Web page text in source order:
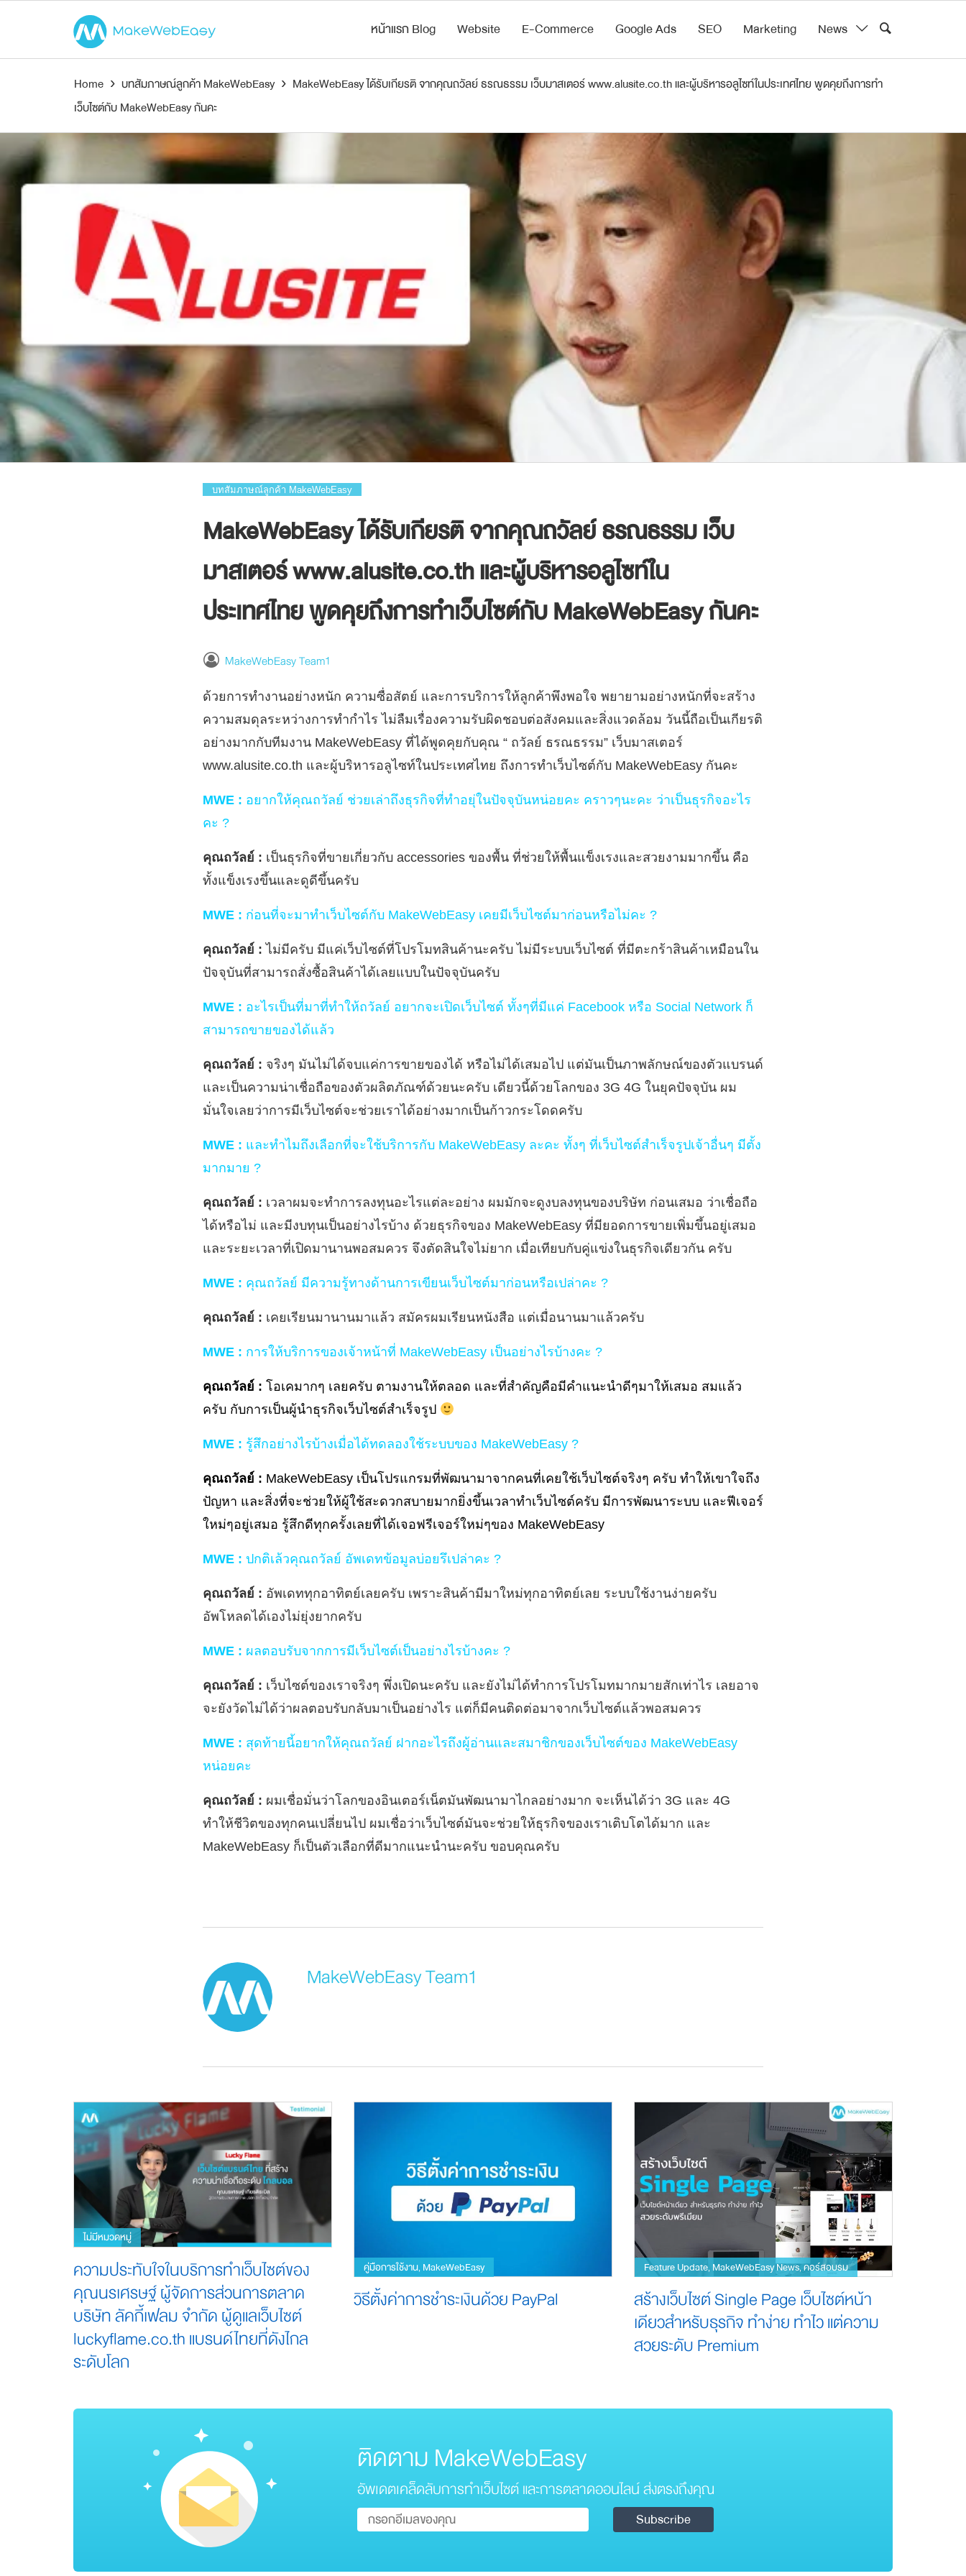
หน้าแรก Blog Website E-Commerce Google Ads SEO Marketing News
Home › บทสัมภาษณ์ลูกค้า MakeWebEasy › MakeWebEasy ได้รับเกียรติ จากคุณถวัลย์ ธรณธรรม เว็บมาสเตอร์ www.alusite.co.th และผู้บริหารอลูไซท์ในประเทศไทย พูดคุยถึงการทำ
เว็บไซต์กับ MakeWebEasy กันคะ
บทสัมภาษณ์ลูกค้า MakeWebEasy
MakeWebEasy ได้รับเกียรติ จากคุณถวัลย์ ธรณธรรม เว็บ
มาสเตอร์ www.alusite.co.th และผู้บริหารอลูไซท์ใน
ประเทศไทย พูดคุยถึงการทำเว็บไซต์กับ MakeWebEasy กันคะ
MakeWebEasy Team1
ด้วยการทำงานอย่างหนัก ความซื่อสัตย์ และการบริการให้ลูกค้าพึงพอใจ พยายามอย่างหนักที่จะสร้าง
ความสมดุลระหว่างการทำกำไร ไม่ลืมเรื่องความรับผิดชอบต่อสังคมและสิ่งแวดล้อม วันนี้ถือเป็นเกียรติ
อย่างมากกับทีมงาน MakeWebEasy ที่ได้พูดคุยกับคุณ “ ถวัลย์ ธรณธรรม” เว็บมาสเตอร์
www.alusite.co.th และผู้บริหารอลูไซท์ในประเทศไทย ถึงการทำเว็บไซต์กับ MakeWebEasy กันคะ
MWE : อยากให้คุณถวัลย์ ช่วยเล่าถึงธุรกิจที่ทำอยุ่ในปัจจุบันหน่อยคะ คราวๆนะคะ ว่าเป็นธุรกิจอะไร
คะ ?
คุณถวัลย์ : เป็นธุรกิจที่ขายเกี่ยวกับ accessories ของพื้น ที่ช่วยให้พื้นแข็งเรงและสวยงามมากขึ้น คือ
ทั้งแข็งเรงขึ้นและดูดีขึ้นครับ
MWE : ก่อนที่จะมาทำเว็บไซต์กับ MakeWebEasy เคยมีเว็บไซต์มาก่อนหรือไม่คะ ?
คุณถวัลย์ : ไม่มีครับ มีแค่เว็บไซต์ที่โปรโมทสินค้านะครับ ไม่มีระบบเว็บไซต์ ที่มีตะกร้าสินค้าเหมือนใน
ปัจจุบันที่สามารถสั่งซื้อสินค้าได้เลยแบบในปัจจุบันครับ
MWE : อะไรเป็นที่มาที่ทำให้ถวัลย์ อยากจะเปิดเว็บไซต์ ทั้งๆที่มีแค่ Facebook หรือ Social Network ก็
สามารถขายของได้แล้ว
คุณถวัลย์ : จริงๆ มันไม่ได้จบแค่การขายของได้ หรือไม่ได้เสมอไป แต่มันเป็นภาพลักษณ์ของตัวแบรนด์
และเป็นความน่าเชื่อถือของตัวผลิตภัณฑ์ด้วยนะครับ เดียวนี้ด้วยโลกของ 3G 4G ในยุคปัจจุบัน ผม
มั่นใจเลยว่าการมีเว็บไซต์จะช่วยเราได้อย่างมากเป็นก้าวกระโดดครับ
MWE : และทำไมถึงเลือกที่จะใช้บริการกับ MakeWebEasy ละคะ ทั้งๆ ที่เว็บไซต์สำเร็จรูปเจ้าอื่นๆ มีตั้ง
มากมาย ?
คุณถวัลย์ : เวลาผมจะทำการลงทุนอะไรแต่ละอย่าง ผมมักจะดูงบลงทุนของบริษัท ก่อนเสมอ ว่าเชื่อถือ
ได้หรือไม่ และมีงบทุนเป็นอย่างไรบ้าง ด้วยธุรกิจของ MakeWebEasy ที่มียอดการขายเพิ่มขึ้นอยู่เสมอ
และระยะเวลาที่เปิดมานานพอสมควร จึงตัดสินใจไม่ยาก เมื่อเทียบกับคู่แข่งในธุรกิจเดียวกัน ครับ
MWE : คุณถวัลย์ มีความรู้ทางด้านการเขียนเว็บไซต์มาก่อนหรือเปล่าคะ ?
คุณถวัลย์ : เคยเรียนมานานมาแล้ว สมัครผมเรียนหนังสือ แต่เมื่อนานมาแล้วครับ
MWE : การให้บริการของเจ้าหน้าที่ MakeWebEasy เป็นอย่างไรบ้างคะ ?
คุณถวัลย์ : โอเคมากๆ เลยครับ ตามงานให้ตลอด และที่สำคัญคือมีคำแนะนำดีๆมาให้เสมอ สมแล้ว
ครับ กับการเป็นผู้นำธุรกิจเว็บไซต์สำเร็จรูป
MWE : รู้สึกอย่างไรบ้างเมื่อได้ทดลองใช้ระบบของ MakeWebEasy ?
คุณถวัลย์ : MakeWebEasy เป็นโปรแกรมที่พัฒนามาจากคนที่เคยใช้เว็บไซต์จริงๆ ครับ ทำให้เขาใจถึง
ปัญหา และสิ่งที่จะช่วยให้ผู้ใช้สะดวกสบายมากยิ่งขึ้นเวลาทำเว็บไซต์ครับ มีการพัฒนาระบบ และฟีเจอร์
ใหม่ๆอยู่เสมอ รู้สึกดีทุกครั้งเลยที่ได้เจอฟรีเจอร์ใหม่ๆของ MakeWebEasy
MWE : ปกติเล้วคุณถวัลย์ อัพเดทข้อมูลบ่อยรึเปล่าคะ ?
คุณถวัลย์ : อัพเดททุกอาทิตย์เลยครับ เพราะสินค้ามีมาใหม่ทุกอาทิตย์เลย ระบบใช้งานง่ายครับ
อัพโหลดได้เองไม่ยุ่งยากครับ
MWE : ผลตอบรับจากการมีเว็บไซต์เป็นอย่างไรบ้างคะ ?
คุณถวัลย์ : เว็บไซต์ของเราจริงๆ พึ่งเปิดนะครับ และยังไม่ได้ทำการโปรโมทมากมายสักเท่าไร เลยอาจ
จะยังวัดไม่ได้ว่าผลตอบรับกลับมาเป็นอย่างไร แต่ก็มีคนติดต่อมาจากเว็บไซต์แล้วพอสมควร
MWE : สุดท้ายนี้อยากให้คุณถวัลย์ ฝากอะไรถึงผู้อ่านและสมาชิกของเว็บไซต์ของ MakeWebEasy
หน่อยคะ
คุณถวัลย์ : ผมเชื่อมั่นว่าโลกของอินเตอร์เน็ตมันพัฒนามาไกลอย่างมาก จะเห็นได้ว่า 3G และ 4G
ทำให้ชีวิตของทุกคนเปลี่ยนไป ผมเชื่อว่าเว็บไซต์มันจะช่วยให้ธุรกิจของเราเติบโตได้มาก และ
MakeWebEasy ก็เป็นตัวเลือกที่ดีมากแนะนำนะครับ ขอบคุณครับ
MakeWebEasy Team1
ไม่มีหมวดหมู่
ความประทับใจในบริการทำเว็บไซต์ของ
คุณนรเศรษฐ์ ผู้จัดการส่วนการตลาด
บริษัท ลัคกี้เฟลม จำกัด ผู้ดูแลเว็บไซต์
luckyflame.co.th แบรนด์ไทยที่ดังไกล
ระดับโลก
คู่มือการใช้งาน, MakeWebEasy
วิธีตั้งค่าการชำระเงินด้วย PayPal
Feature Update, MakeWebEasy News,คอร์สอบรม
สร้างเว็บไซต์ Single Page เว็บไซต์หน้า
เดียวสำหรับธุรกิจ ทำง่าย ทำไว แต่ความ
สวยระดับ Premium
ติดตาม MakeWebEasy
อัพเดตเคล็ดลับการทำเว็บไซต์ และการตลาดออนไลน์ ส่งตรงถึงคุณ